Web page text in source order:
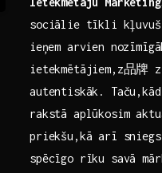
sociālie tīkli kļuvuši
⁢ieņem arvien
ietekmētājiem,z品
​autentiskāk.
rakstā aplūkosim
priekšu,kā‌ arī
spēcīgo rīku savā